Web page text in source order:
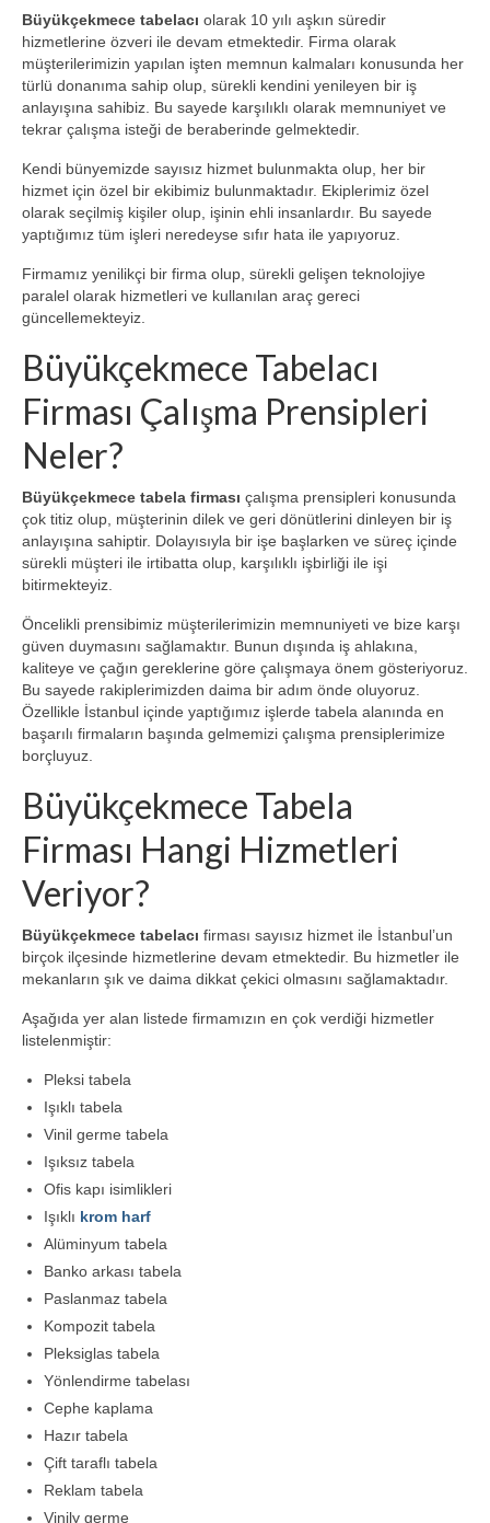
Hizmet Bölgelerimiz
Blog
Bilgi Bankası
Tabela Üretimi
İletişim
Büyükçekmece tabelacı olarak 10 yılı aşkın süredir
hizmetlerine özveri ile devam etmektedir. Firma olarak
müşterilerimizin yapılan işten memnun kalmaları konusunda her
türlü donanıma sahip olup, sürekli kendini yenileyen bir iş
anlayışına sahibiz. Bu sayede karşılıklı olarak memnuniyet ve
tekrar çalışma isteği de beraberinde gelmektedir.
Kendi bünyemizde sayısız hizmet bulunmakta olup, her bir
hizmet için özel bir ekibimiz bulunmaktadır. Ekiplerimiz özel
olarak seçilmiş kişiler olup, işinin ehli insanlardır. Bu sayede
yaptığımız tüm işleri neredeyse sıfır hata ile yapıyoruz.
Firmamız yenilikçi bir firma olup, sürekli gelişen teknolojiye
paralel olarak hizmetleri ve kullanılan araç gereci
güncellemekteyiz.
Büyükçekmece Tabelacı
Firması Çalışma Prensipleri
Neler?
Büyükçekmece tabela firması çalışma prensipleri konusunda
çok titiz olup, müşterinin dilek ve geri dönütlerini dinleyen bir iş
anlayışına sahiptir. Dolayısıyla bir işe başlarken ve süreç içinde
sürekli müşteri ile irtibatta olup, karşılıklı işbirliği ile işi
bitirmekteyiz.
Öncelikli prensibimiz müşterilerimizin memnuniyeti ve bize karşı
güven duymasını sağlamaktır. Bunun dışında iş ahlakına,
kaliteye ve çağın gereklerine göre çalışmaya önem gösteriyoruz.
Bu sayede rakiplerimizden daima bir adım önde oluyoruz.
Özellikle İstanbul içinde yaptığımız işlerde tabela alanında en
başarılı firmaların başında gelmemizi çalışma prensiplerimize
borçluyuz.
Büyükçekmece Tabela
Firması Hangi Hizmetleri
Veriyor?
Büyükçekmece tabelacı firması sayısız hizmet ile İstanbul’un
birçok ilçesinde hizmetlerine devam etmektedir. Bu hizmetler ile
mekanların şık ve daima dikkat çekici olmasını sağlamaktadır.
Aşağıda yer alan listede firmamızın en çok verdiği hizmetler
listelenmiştir:
Pleksi tabela
Işıklı tabela
Vinil germe tabela
Işıksız tabela
Ofis kapı isimlikleri
Işıklı krom harf
Alüminyum tabela
Banko arkası tabela
Paslanmaz tabela
Kompozit tabela
Pleksiglas tabela
Yönlendirme tabelası
Cephe kaplama
Hazır tabela
Çift taraflı tabela
Reklam tabela
Vinily germe